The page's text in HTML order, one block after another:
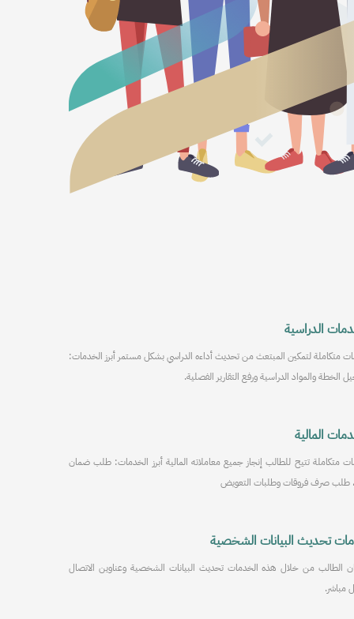
للابتعاث والذي يهدف الى ابتعاث الطلاب في
والمشاريع والمبادرات الكبرى
خدمات إلكترونية ضمن
والاعتماد على أفضل
الدراسية
متكاملة لتمكين المبتعث من تحديث أداءه الدراسي بشكل مستمر أبرز الخدمات:
الخطة والمواد الدراسية ورفع التقارير الفصلية.
المالية
متكاملة تتيح للطالب إنجاز جميع معاملاته المالية أبرز الخدمات: طلب ضمان
طلب صرف فروقات وطلبات التعويض
تحديث البيانات الشخصية
الطالب من خلال هذه الخدمات تحديث البيانات الشخصية وعناوين الاتصال
مباشر.